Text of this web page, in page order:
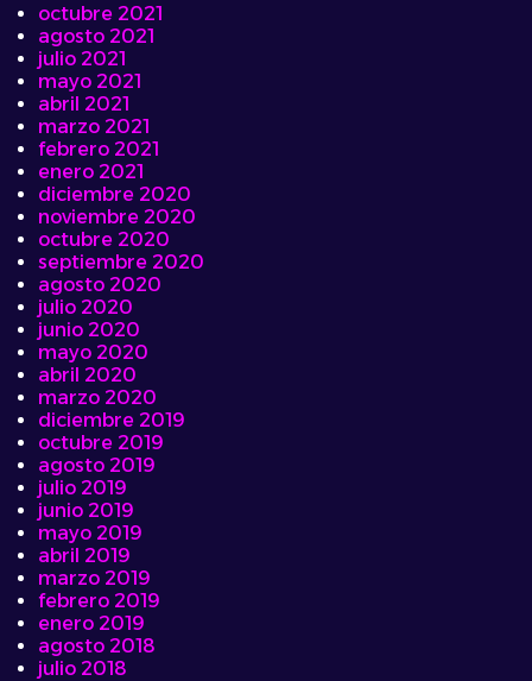
octubre 2021
agosto 2021
julio 2021
mayo 2021
abril 2021
marzo 2021
febrero 2021
enero 2021
diciembre 2020
noviembre 2020
octubre 2020
septiembre 2020
agosto 2020
julio 2020
junio 2020
mayo 2020
abril 2020
marzo 2020
diciembre 2019
octubre 2019
agosto 2019
julio 2019
junio 2019
mayo 2019
abril 2019
marzo 2019
febrero 2019
enero 2019
agosto 2018
julio 2018